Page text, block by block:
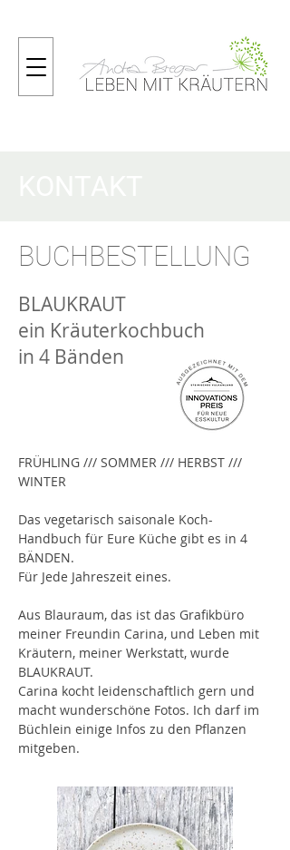
BUCHBESTELLUNG
BLAUKRAUT
ein Kräuterkochbuch
in 4 Bänden
FRÜHLING /// SOMMER /// HERBST ///
WINTER
Das vegetarisch saisonale Koch-
Handbuch für Eure Küche gibt es in 4
BÄNDEN.
Für Jede Jahreszeit eines.
Aus Blauraum, das ist das Grafikbüro
meiner Freundin Carina, und Leben mit
Kräutern, meiner Werkstatt, wurde
BLAUKRAUT.
Carina kocht leidenschaftlich gern und
macht wunderschöne Fotos. Ich darf im
Büchlein einige Infos zu den Pflanzen
mitgeben.